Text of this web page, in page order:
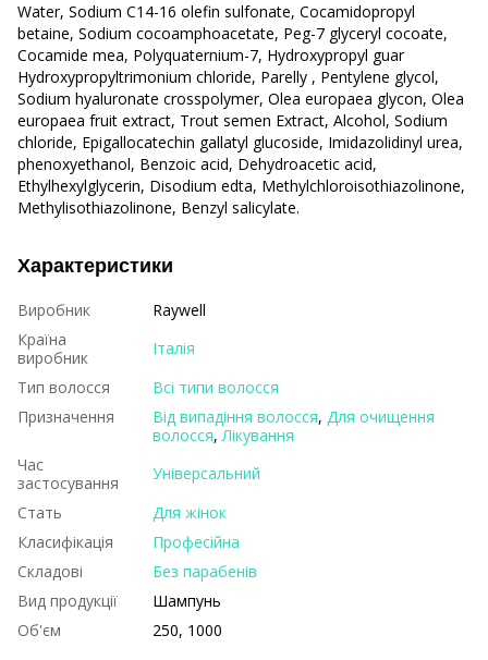
Water, Sodium C14-16 olefin sulfonate, Cocamidopropyl
betaine, Sodium cocoamphoacetate, Peg-7 glyceryl cocoate,
Cocamide mea, Polyquaternium-7, Hydroxypropyl guar
Hydroxypropyltrimonium chloride, Parelly , Pentylene glycol,
Sodium hyaluronate crosspolymer, Olea europaea glycon, Olea
europaea fruit extract, Trout semen Extract, Alcohol, Sodium
chloride, Epigallocatechin gallatyl glucoside, Imidazolidinyl urea,
phenoxyethanol, Benzoic acid, Dehydroacetic acid,
Ethylhexylglycerin, Disodium edta, Methylchloroisothiazolinone,
Methylisothiazolinone, Benzyl salicylate.
Характеристики
Виробник
Raywell
Країна
виробник
Італія
Тип волосся
Всі типи волосся
Призначення
Від випадіння волосся, Для очищення
волосся,Лікування
Час
застосування
Універсальний
Стать
Для жінок
Класифікація
Професійна
Складові
Без парабенів
Вид продукції
Шампунь
Об'єм
250, 1000